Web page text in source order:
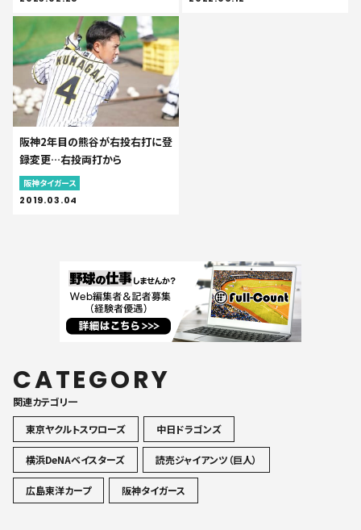
阪神2年目の熊谷が右投右打に登
録変更…右投両打から
阪神タイガース
2019.03.04
CATEGORY
関連カテゴリ一
東京ヤクルトスワローズ
中日ドラゴンズ
横浜DeNAベイスターズ 読売ジャイアンツ（巨人）
広島東洋カープ 阪神タイガース